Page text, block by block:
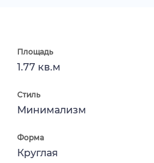
Площадь
1.77 кв.м
Стиль
Минимализм
Форма
Круглая